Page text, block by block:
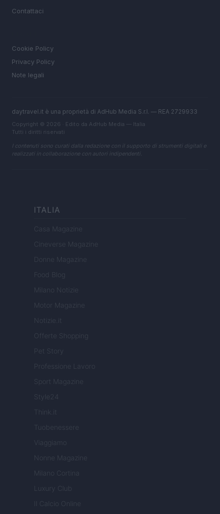
Contattaci
Cookie Policy
Privacy Policy
Note legali
daytravel.it è una proprietà di AdHub Media S.r.l. — REA 2729933
Copyright © 2026 · Edito da AdHub Media — Italia
Tutti i diritti riservati
I contenuti sono curati dalla redazione con il supporto di strumenti digitali e
realizzati in collaborazione con autori indipendenti.
ITALIA
Casa Magazine
Cineverse Magazine
Donne Magazine
Food Blog
Milano Notizie
Motor Magazine
Notizie.it
Offerte Shopping
Pet Story
Professione Lavoro
Sport Magazine
Style24
Think.it
Tuobenessere
Viaggiamo
Nonne Magazine
Milano Cortina
Luxury Club
Il Calcio Online